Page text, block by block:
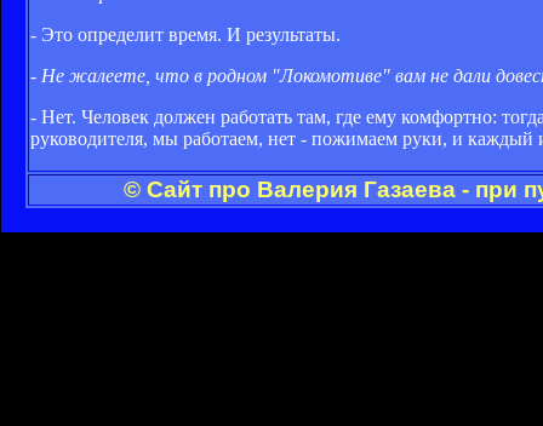
- Это определит время. И результаты.
- Не жалеете, что в родном "Локомотиве" вам не дали
- Нет. Человек должен работать там, где ему комфортно:
руководителя, мы работаем, нет - пожимаем руки, и каждый
© Сайт про Валерия Газаева - при